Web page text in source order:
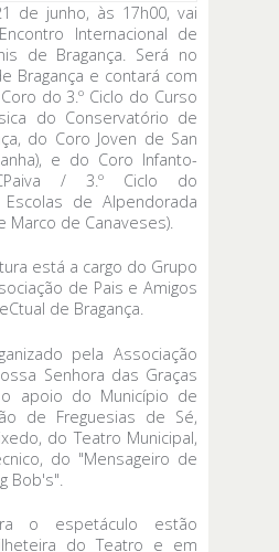
de junho, às 17h00, vai
Internacional de
de Bragança. Será no
Bragança e contará com
do 3.º Ciclo do Curso
do Conservatório de
do Coro Joven de San
e do Coro Infanto-
/ 3.º Ciclo do
de Alpendorada
Marco de Canaveses).
está a cargo do Grupo
de Pais e Amigos
de Bragança.
pela Associação
Senhora das Graças
o apoio do Município de
de Freguesias de Sé,
do Teatro Municipal,
do "Mensageiro de
Bob's".
o espetáculo estão
do Teatro e em